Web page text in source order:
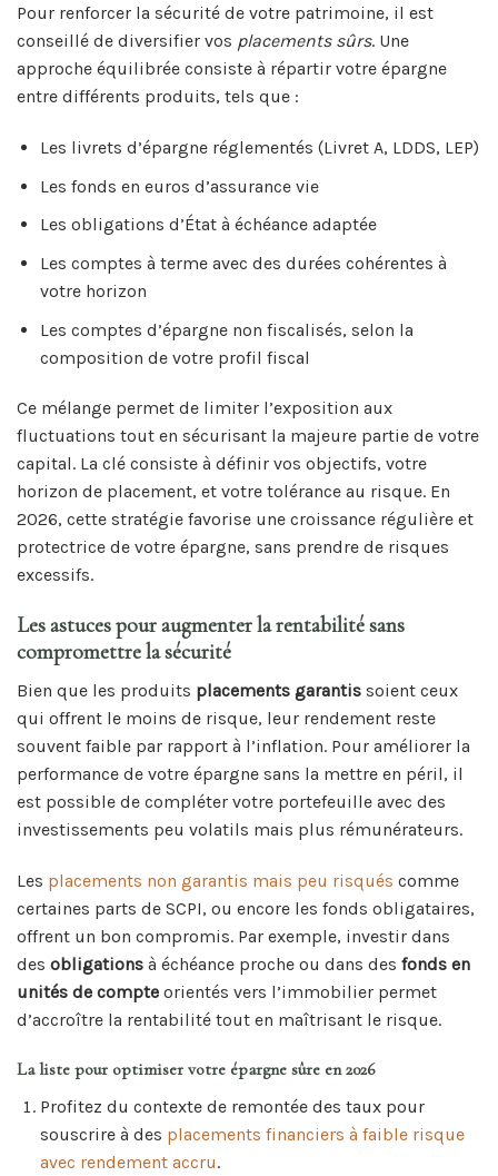
Pour renforcer la sécurité de votre patrimoine, il est
conseillé de diversifier vos placements sûrs. Une
approche équilibrée consiste à répartir votre épargne
entre différents produits, tels que :
Les livrets d’épargne réglementés (Livret A, LDDS, LEP)
Les fonds en euros d’assurance vie
Les obligations d’État à échéance adaptée
Les comptes à terme avec des durées cohérentes à
votre horizon
Les comptes d’épargne non fiscalisés, selon la
composition de votre profil fiscal
Ce mélange permet de limiter l’exposition aux
fluctuations tout en sécurisant la majeure partie de votre
capital. La clé consiste à définir vos objectifs, votre
horizon de placement, et votre tolérance au risque. En
2026, cette stratégie favorise une croissance régulière et
protectrice de votre épargne, sans prendre de risques
excessifs.
Les astuces pour augmenter la rentabilité sans
compromettre la sécurité
Bien que les produits placements garantis soient ceux
qui offrent le moins de risque, leur rendement reste
souvent faible par rapport à l’inflation. Pour améliorer la
performance de votre épargne sans la mettre en péril, il
est possible de compléter votre portefeuille avec des
investissements peu volatils mais plus rémunérateurs.
Les placements non garantis mais peu risqués comme
certaines parts de SCPI, ou encore les fonds obligataires,
offrent un bon compromis. Par exemple, investir dans
des obligations à échéance proche ou dans des fonds en
unités de compte orientés vers l’immobilier permet
d’accroître la rentabilité tout en maîtrisant le risque.
La liste pour optimiser votre épargne sûre en 2026
Profitez du contexte de remontée des taux pour
souscrire à des placements financiers à faible risque
avec rendement accru.